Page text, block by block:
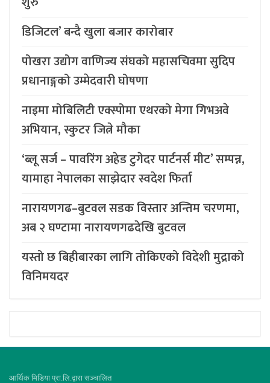
डिजिटल’ बन्दै खुला बजार कारोबार
पोखरा उद्योग वाणिज्य संघको महासचिवमा सुदिप
प्रधानाङ्गको उम्मेदवारी घोषणा
नाइमा मोबिलिटी एक्स्पोमा एथरको मेगा गिभअवे
अभियान, स्कुटर जित्ने मौका
‘ब्लू सर्ज – पावरिंग अहेड टुगेदर पार्टनर्स मीट’ सम्पन्न,
यामाहा नेपालका साझेदार स्वदेश फिर्ता
नारायणगढ–बुटवल सडक विस्तार अन्तिम चरणमा,
अब २ घण्टामा नारायणगढदेखि बुटवल
यस्तो छ बिहीबारका लागि तोकिएको विदेशी मुद्राको
विनिमयदर
आर्थिक मिडिया प्रा.लि.द्वारा सञ्चालित